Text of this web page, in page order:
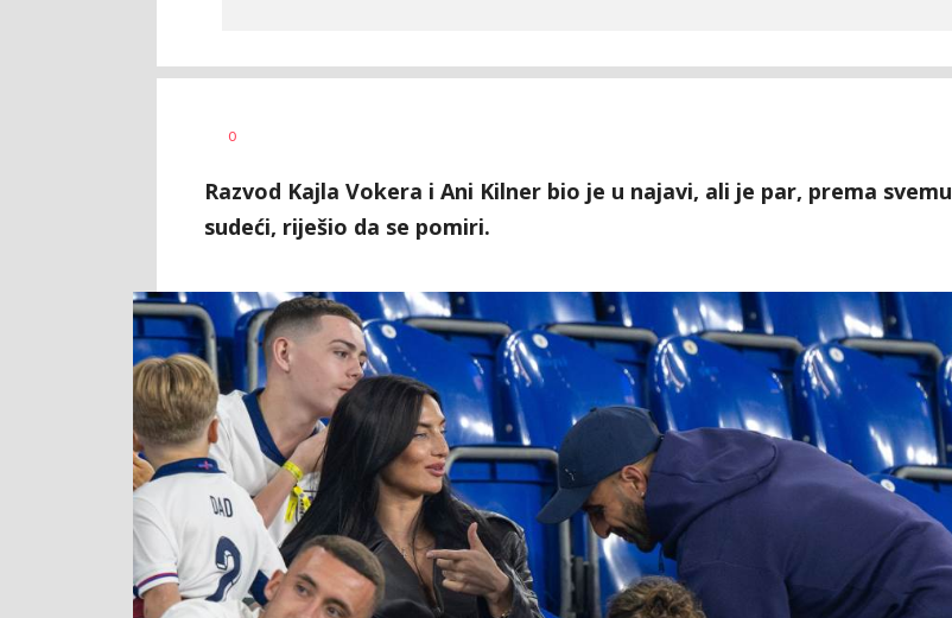
AUTOR
0
Razvod Kajla Vokera i Ani Kilner bio je u najavi, ali je par, prema svemu
sudeći, riješio da se pomiri.